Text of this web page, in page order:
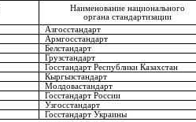
Наименование национального
органа стандартизации
Азгосстандарт
Армгосстандарт
Белстандарт
Грузстандарт
Госстандарт Республики Казахстан
Кыргызстандарт
Молдовастандарт
Госстандарт России
Узгосстандарт
Госстандарт Украины